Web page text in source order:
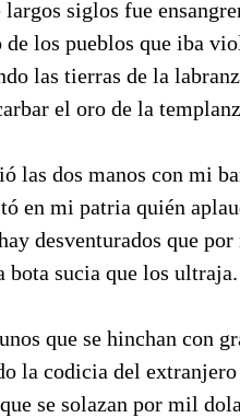
largos siglos fue
de los pueblos que iba
las tierras de la
el oro de la
las dos manos con mi
en mi patria quién
desventurados que
bota sucia que los ultraja.
que se hinchan con
la codicia del extranjero
se solazan por mil